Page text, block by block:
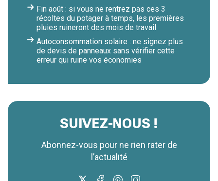
Fin août : si vous ne rentrez pas ces 3
récoltes du potager à temps, les premières
pluies ruineront des mois de travail
Autoconsommation solaire : ne signez plus
de devis de panneaux sans vérifier cette
erreur qui ruine vos économies
SUIVEZ-NOUS !
Abonnez-vous pour ne rien rater de
l’actualité